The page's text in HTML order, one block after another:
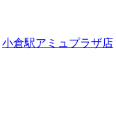
小倉駅アミュプラザ店